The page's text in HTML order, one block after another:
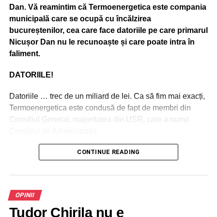
Dan. Vă reamintim că Termoenergetica este compania
municipală care se ocupă cu încălzirea
bucureștenilor, cea care face datoriile pe care primarul
Nicușor Dan nu le recunoaște și care poate intra în
faliment.
DATORIILE!
Datoriile … trec de un miliard de lei. Ca să fim mai exacți,
Termoenergetica este condusă de fapt de membri din
Consiliul General, majoritatea din USR, care a numit
În CA-ul Termoenergeticii sunt oameni de nădejde, care
de vază din USR, adică de Daniela Gianina Lazanu,
președinte al Consiliului de Administrație al companiei
CONTINUE READING
OPINII
Tudor Chirila nu e